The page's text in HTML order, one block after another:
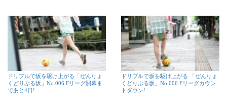
ドリブルで坂を駆け上がる「ぜんりょ
くどりぶる坂」No.006 Fリーグ開幕ま
であと4日!
ドリブルで坂を駆け上がる 「ぜんりょ
くどりぶる坂」No.006 Fリーグカウン
トダウン!